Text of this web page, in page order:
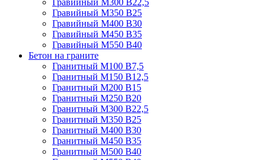
Гравийный М300 В22,5
Гравийный М350 В25
Гравийный М400 В30
Гравийный М450 В35
Гравийный М550 В40
Бетон на граните
Гранитный М100 В7,5
Гранитный М150 В12,5
Гранитный М200 В15
Гранитный М250 В20
Гранитный М300 В22,5
Гранитный М350 В25
Гранитный М400 В30
Гранитный М450 В35
Гранитный М500 В40